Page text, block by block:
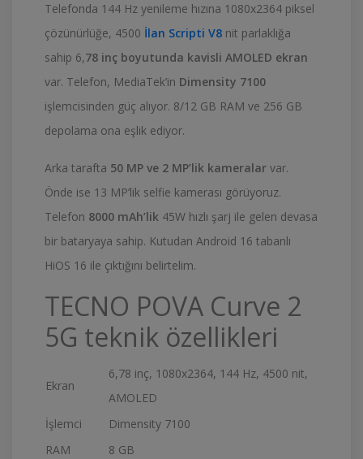
Telefonda 144 Hz yenileme hızına 1080x2364 piksel
çözünürlüğe, 4500 İlan Scripti V8 nit parlaklığa
sahip 6,78 inç boyutunda kavisli AMOLED ekran
var. Telefon, MediaTek’in Dimensity 7100
işlemcisinden güç alıyor. 8/12 GB RAM ve 256 GB
depolama ona eşlik ediyor.
Arka tarafta 50 MP ve 2 MP’lik kameralar var.
Önde ise 13 MP’lik selfie kamerası görüyoruz.
Telefon 8000 mAh’lik 45W hızlı şarj ile gelen devasa
bir bataryaya sahip. Kutudan Android 16 tabanlı
HiOS 16 ile çıktığını belirtelim.
TECNO POVA Curve 2
5G teknik özellikleri
Ekran
6,78 inç, 1080x2364, 144 Hz, 4500 nit,
AMOLED
İşlemci
Dimensity 7100
RAM
8 GB